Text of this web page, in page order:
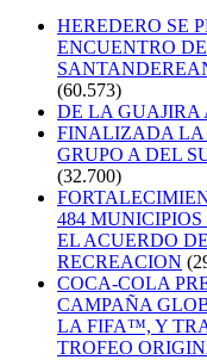
HEREDERO SE
ENCUENTRO
(60.573)
DE LA GUAJIRA
FINALIZADA LA
GRUPO A DEL
(32.700)
484
EL ACUERDO
RECREACION
COCA-COLA
CAMPAÑA
LA FIFA™, Y
TROFEO